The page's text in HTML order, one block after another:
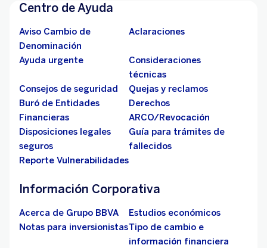
Centro de Ayuda
Aviso Cambio de
Denominación
Aclaraciones
Ayuda urgente
Consideraciones
técnicas
Consejos de seguridad
Quejas y reclamos
Buró de Entidades
Financieras
Derechos
ARCO/Revocación
Disposiciones legales
seguros
Guía para trámites de
fallecidos
Reporte Vulnerabilidades
Información Corporativa
Acerca de Grupo BBVA
Estudios económicos
Notas para inversionistasTipo de cambio e
información financiera